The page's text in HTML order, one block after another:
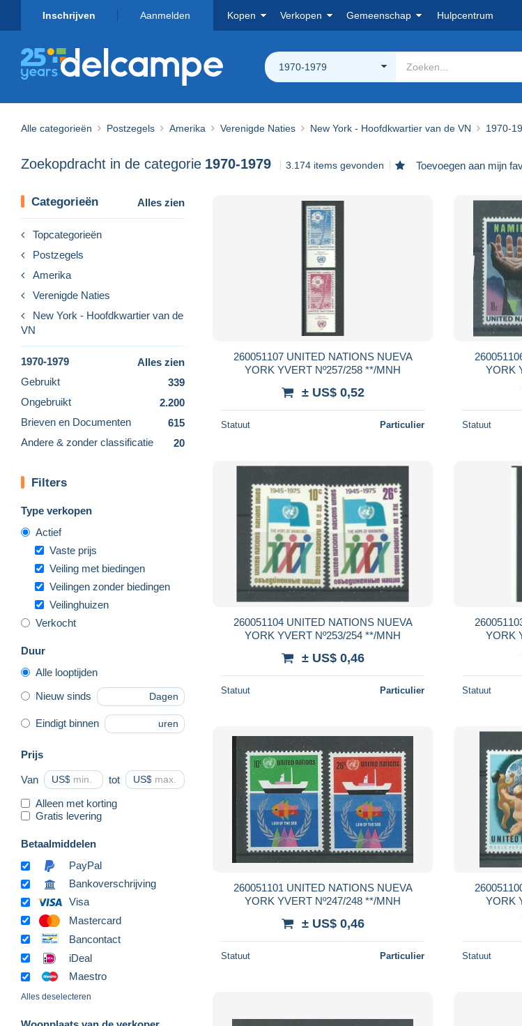
Inschrijven Aanmelden Kopen Verkopen Gemeenschap Hulpcentrum
1970-1979
Alle categorieën Postzegels Amerika Verenigde Naties New York - Hoofdkwartier van de VN 1970-
Zoekopdracht in de categorie 1970-1979 3.174 items gevonden Toevoegen aan mijn
Categorieën Alles zien
Topcategorieën
Postzegels
Amerika
Verenigde Naties
New York - Hoofdkwartier van de
VN
1970-1979
Alles zien
Gebruikt
339
Ongebruikt
2.200
Brieven en Documenten
615
Andere & zonder classificatie
20
Filters
Type verkopen
Actief
Vaste prijs
Veiling met biedingen
Veilingen zonder biedingen
Veilinghuizen
Verkocht
Duur
Alle looptijden
Nieuw sinds Dagen
Eindigt binnen uren
Prijs
Van US$ tot US$
Alleen met korting
Gratis levering
Betaalmiddelen
PayPal
Bankoverschrijving
Visa
Mastercard
Bancontact
iDeal
Maestro
Alles deselecteren
260051107 UNITED NATIONS NUEVA
YORK YVERT Nº257/258 **/MNH
± US$ 0,52
Statuut Particulier
260051106 UNITED NATIONS
Statuut
260051104 UNITED NATIONS NUEVA
YORK YVERT Nº253/254 **/MNH
± US$ 0,46
Statuut Particulier
260051103 UNITED NATIONS
Statuut
260051101 UNITED NATIONS NUEVA
YORK YVERT Nº247/248 **/MNH
± US$ 0,46
Statuut Particulier
260051100 UNITED NATIONS
Statuut